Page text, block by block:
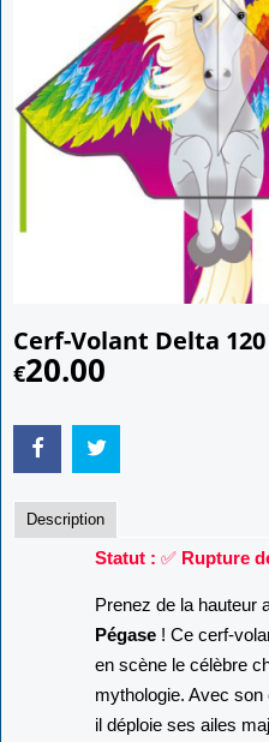
Cerf-Volant Delta
€20.00
Description
Statut : ✅ Rupture
Prenez de la hauteur
Pégase ! Ce cerf-
en scène le célèbre
mythologie. Avec
il déploie ses ailes